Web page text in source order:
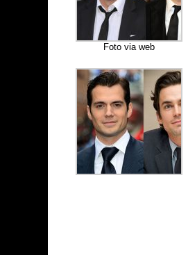
Foto via web